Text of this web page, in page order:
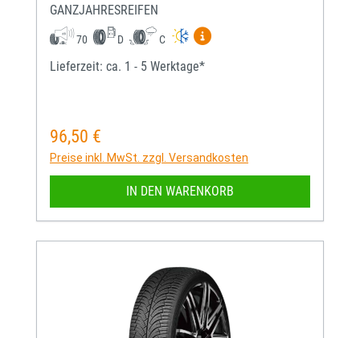
GANZJAHRESREIFEN
70 D C
Mehr Informationen zum
Lieferzeit: ca. 1 - 5 Werktage*
Regulärer Preis:
96,50 €
Preise inkl. MwSt. zzgl. Versandkosten
IN DEN WARENKORB